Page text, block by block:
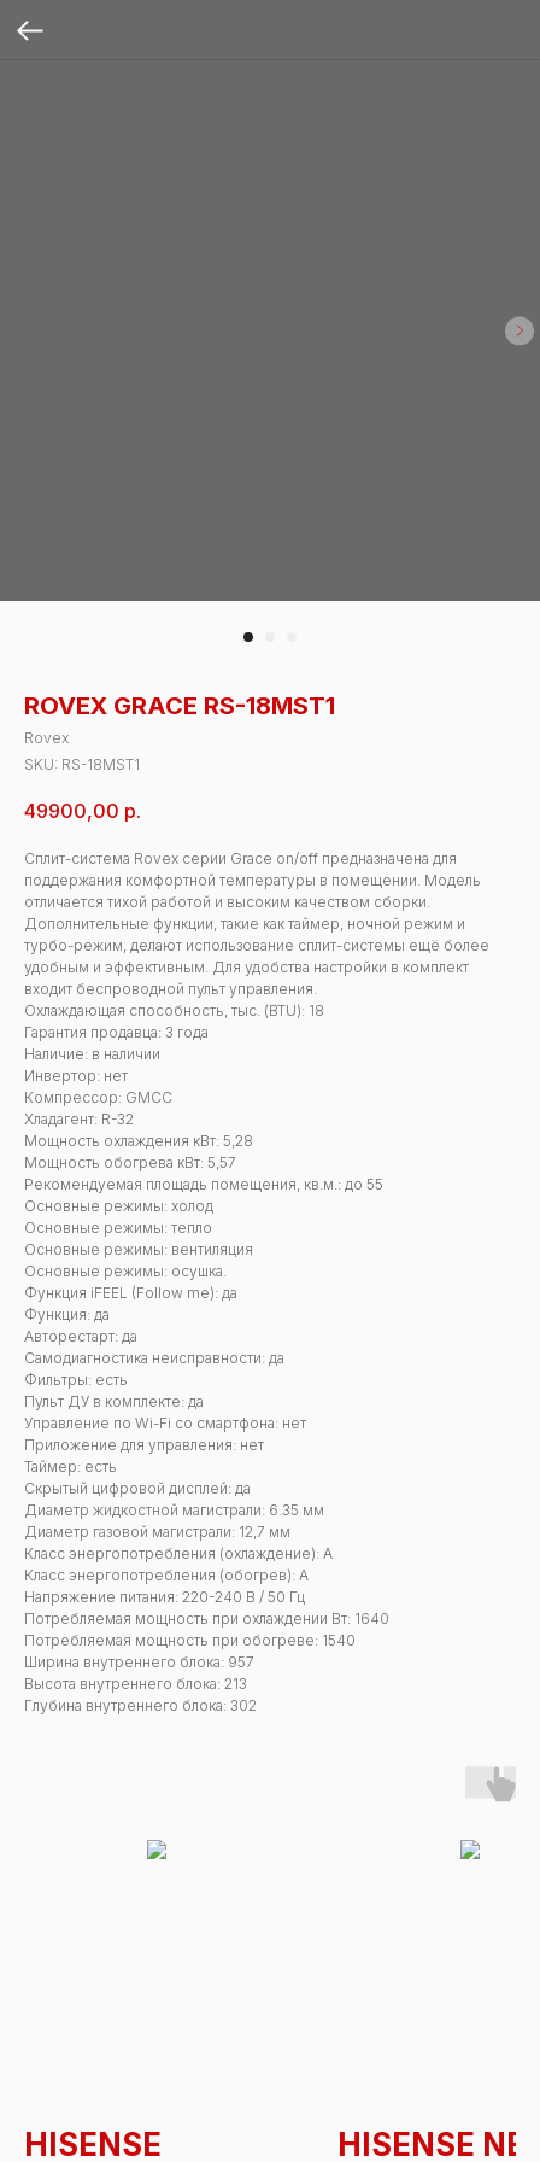
ROVEX GRACE RS-18MST1
Rovex
SKU: RS-18MST1
49900,00 р.
Сплит-система Rovex серии Grace on/off предназначена для
поддержания комфортной температуры в помещении. Модель
отличается тихой работой и высоким качеством сборки.
Дополнительные функции, такие как таймер, ночной режим и
турбо-режим, делают использование сплит-системы ещё более
удобным и эффективным. Для удобства настройки в комплект
входит беспроводной пульт управления.
Охлаждающая способность, тыс. (BTU): 18
Гарантия продавца: 3 года
Наличие: в наличии
Инвертор: нет
Компрессор: GMCC
Хладагент: R-32
Мощность охлаждения кВт: 5,28
Мощность обогрева кВт: 5,57
Рекомендуемая площадь помещения, кв.м.: до 55
Основные режимы: холод
Основные режимы: тепло
Основные режимы: вентиляция
Основные режимы: осушка.
Функция iFEEL (Follow me): да
Функция: да
Авторестарт: да
Самодиагностика неисправности: да
Фильтры: есть
Пульт ДУ в комплекте: да
Управление по Wi-Fi со смартфона: нет
Приложение для управления: нет
Таймер: есть
Скрытый цифровой дисплей: да
Диаметр жидкостной магистрали: 6.35 мм
Диаметр газовой магистрали: 12,7 мм
Класс энергопотребления (охлаждение): А
Класс энергопотребления (обогрев): A
Напряжение питания: 220-240 В / 50 Гц
Потребляемая мощность при охлаждении Вт: 1640
Потребляемая мощность при обогреве: 1540
Ширина внутреннего блока: 957
Высота внутреннего блока: 213
Глубина внутреннего блока: 302
HISENSE
HISENSE